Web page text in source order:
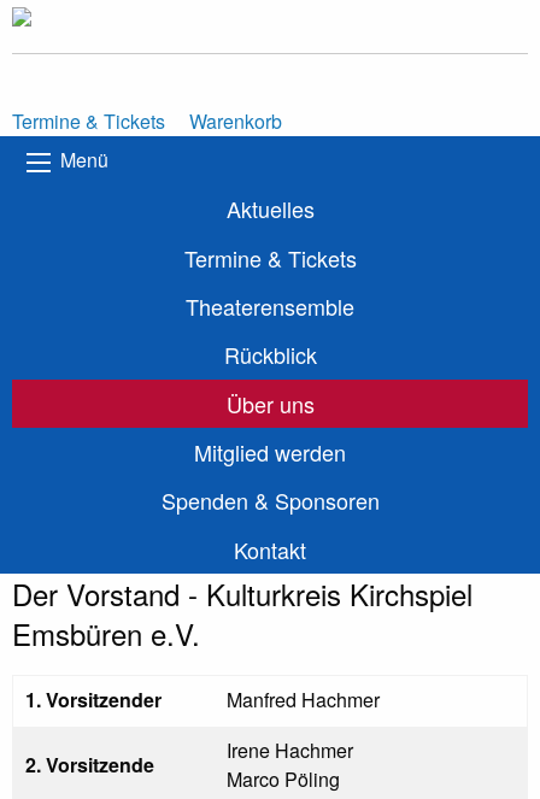
Termine & Tickets
Warenkorb
Menü
Aktuelles
Termine & Tickets
Theaterensemble
Rückblick
Über uns
Mitglied werden
Spenden & Sponsoren
Kontakt
Der Vorstand - Kulturkreis Kirchspiel
Emsbüren e.V.
1. Vorsitzender Manfred Hachmer
2. Vorsitzende
Irene Hachmer
Marco Pöling